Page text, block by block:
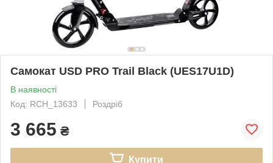
Самокат USD PRO Trail Black (UES17U1D)
В наявності
Код: RCH_13633
Роздріб
3 665 ₴
Купити